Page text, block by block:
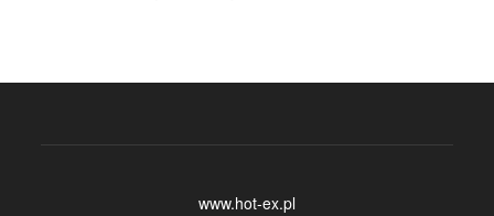
www.hot-ex.pl